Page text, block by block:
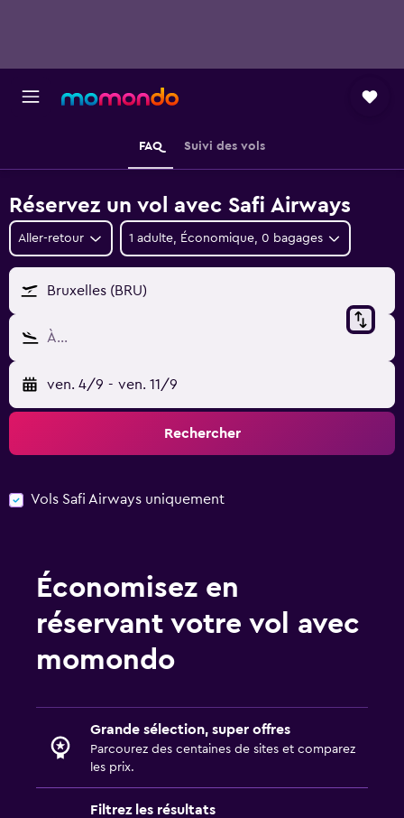
FAQ Suivi des vols
Réservez un vol avec Safi Airways
Aller-retour 1 adulte, Économique, 0 bagages
Bruxelles (BRU)
À…
ven. 4/9 - ven. 11/9
Rechercher
Vols Safi Airways uniquement
Économisez en
réservant votre vol avec
momondo
Grande sélection, super offres
Parcourez des centaines de sites et comparez
les prix.
Filtrez les résultats